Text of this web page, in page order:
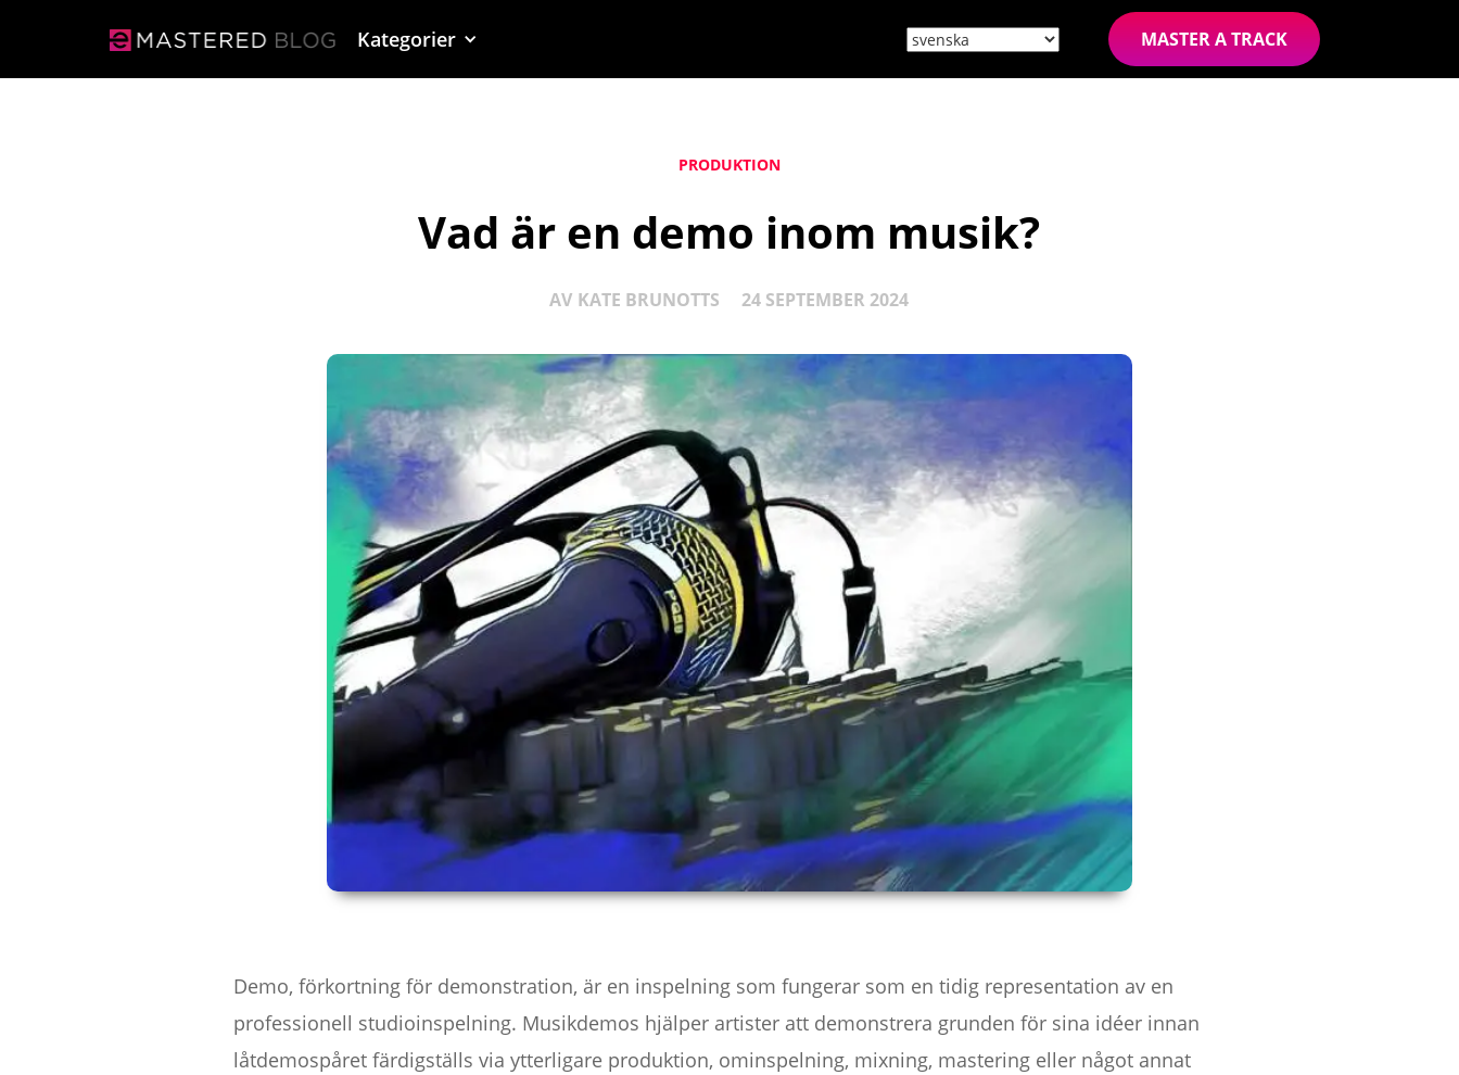
Kategorier MASTER A TRACK
PRODUKTION
Vad är en demo inom musik?
AV KATE BRUNOTTS 24 SEPTEMBER 2024
Demo, förkortning för demonstration, är en inspelning som fungerar som en tidig representation av en
professionell studioinspelning. Musikdemos hjälper artister att demonstrera grunden för sina idéer innan
låtdemospåret färdigställs via ytterligare produktion, ominspelning, mixning, mastering eller något annat